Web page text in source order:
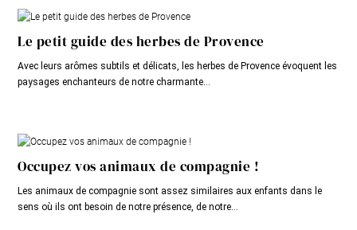
Le petit guide des herbes de Provence
Avec leurs arômes subtils et délicats, les herbes de Provence évoquent les
paysages enchanteurs de notre charmante...
Occupez vos animaux de compagnie !
Les animaux de compagnie sont assez similaires aux enfants dans le
sens où ils ont besoin de notre présence, de notre...